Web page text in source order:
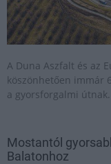
A Duna Aszfalt és az
köszönhetően immár
a gyorsforgalmi útnak.
Mostantól
Balatonhoz